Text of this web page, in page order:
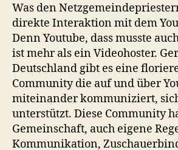
Was den
direkte Interaktion mit dem
Denn Youtube, dass musste
ist mehr als ein Videohoster.
Deutschland gibt es eine
Community die auf und über
miteinander kommuniziert,
unterstützt. Diese Community
Gemeinschaft, auch eigene
Kommunikation,